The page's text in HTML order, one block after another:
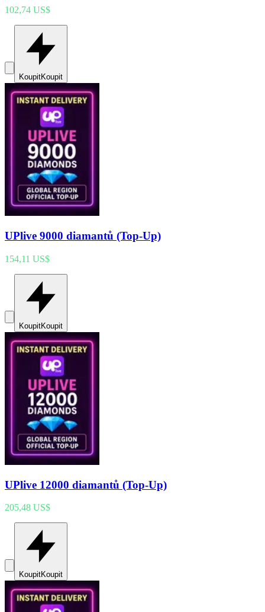
102,74 US$
KoupitKoupit
UPlive 9000 diamantů (Top-Up)
154,11 US$
KoupitKoupit
UPlive 12000 diamantů (Top-Up)
205,48 US$
KoupitKoupit